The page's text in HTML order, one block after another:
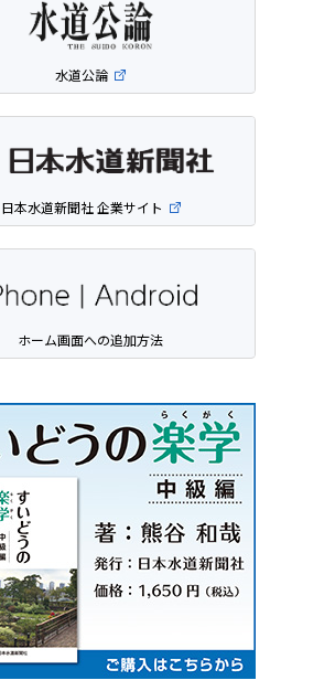
水道公論
日本水道新聞社 企業サイト
ホーム画面への追加方法